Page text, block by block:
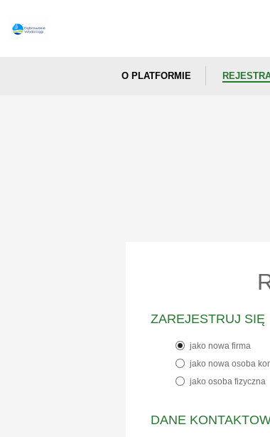
O PLATFORMIE
ZAREJESTRUJ SIĘ
jako nowa firma
jako nowa osoba
jako osoba fizyczna
DANE